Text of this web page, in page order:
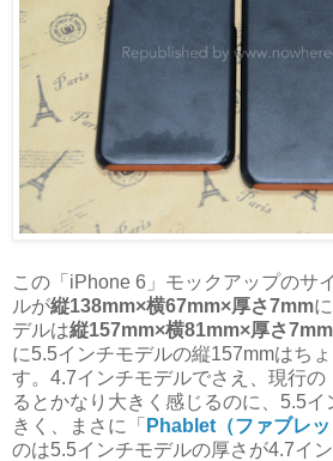
この「iPhone 6」モックアップのサ
ルが縦138mm×横67mm×厚さ7mm
デルは縦157mm×横81mm×厚さ7mm
に5.5インチモデルの縦157mmはち
す。4.7インチモデルでさえ、現行
るとかなり大きく感じるのに、5.5
きく、まさに「 Phablet（ファブレッ
のは5.5インチモデルの厚さが4.7イ